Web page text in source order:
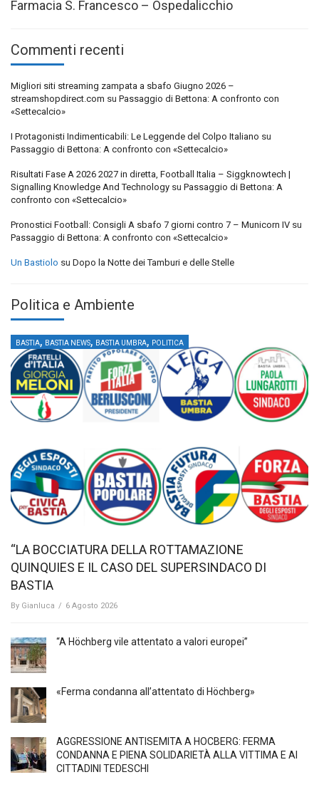
Farmacia S. Francesco – Ospedalicchio
Commenti recenti
Migliori siti streaming zampata a sbafo Giugno 2026 –
streamshopdirect.com su Passaggio di Bettona: A confronto con
«Settecalcio»
I Protagonisti Indimenticabili: Le Leggende del Colpo Italiano su
Passaggio di Bettona: A confronto con «Settecalcio»
Risultati Fase A 2026 2027 in diretta, Football Italia – Siggknowtech |
Signalling Knowledge And Technology su Passaggio di Bettona: A
confronto con «Settecalcio»
Pronostici Football: Consigli A sbafo 7 giorni contro 7 – Municorn IV su
Passaggio di Bettona: A confronto con «Settecalcio»
Un Bastiolo su Dopo la Notte dei Tamburi e delle Stelle
Politica e Ambiente
BASTIA, BASTIA NEWS, BASTIA UMBRA, POLITICA
“LA BOCCIATURA DELLA ROTTAMAZIONE
QUINQUIES E IL CASO DEL SUPERSINDACO DI
BASTIA
By Gianluca / 6 Agosto 2026
“A Höchberg vile attentato a valori europei”
«Ferma condanna all’attentato di Höchberg»
AGGRESSIONE ANTISEMITA A HÖCBERG: FERMA
CONDANNA E PIENA SOLIDARIETÀ ALLA VITTIMA E AI
CITTADINI TEDESCHI